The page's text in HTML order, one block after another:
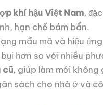
khí hậu Việt Nam,
hạn chế bám bẩn.
mẫu mã và hiệu
hơn so với nhiều
cũ, giúp làm mới
sách cho nhà ở và